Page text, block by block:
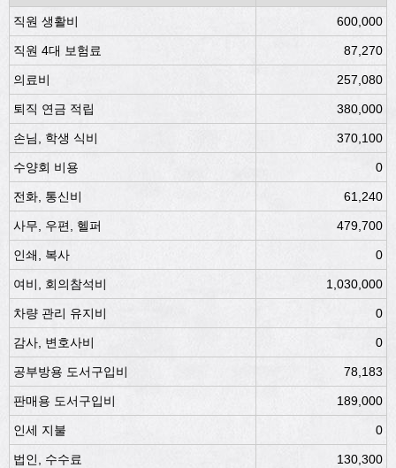
직원 생활비 600,000
직원 4대 보험료 87,270
의료비 257,080
퇴직 연금 적립 380,000
손님, 학생 식비 370,100
수양회 비용 0
전화, 통신비 61,240
사무, 우편, 헬퍼 479,700
인쇄, 복사 0
여비, 회의참석비 1,030,000
차량 관리 유지비 0
감사, 변호사비 0
공부방용 도서구입비 78,183
판매용 도서구입비 189,000
인세 지불 0
법인, 수수료 130,300